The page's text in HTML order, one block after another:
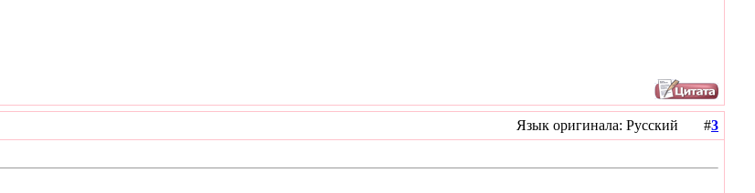
Язык оригинала: Русский #3